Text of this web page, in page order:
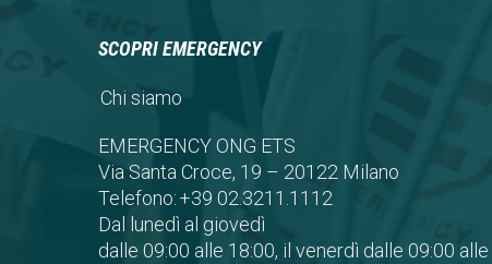
SCOPRI EMERGENCY
Chi siamo
EMERGENCY ONG ETS
Via Santa Croce, 19 – 20122 Milano
Telefono:+39 02.3211.1112
Dal lunedì al giovedì
dalle 09:00 alle 18:00, il venerdì dalle 09:00 alle